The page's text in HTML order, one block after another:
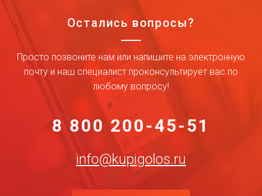
Остались вопросы?
Просто позвоните нам или напишите на электронную
почту и наш специалист проконсультирует вас по
любому вопросу!
8 800 200-45-51
info@kupigolos.ru